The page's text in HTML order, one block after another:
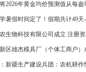
2026年黄金均价预测值从每盎
美元 今亮点
暑假时间定了！假期共计49天
生物科技有限公司成立 注册
区雄杰模具厂（个体工商户）
币新疆生产建设兵团：农机耕作